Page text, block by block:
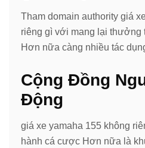
Tham domain authority giá
riêng gì với mang lại
Hơn nữa càng nhiều tác
Cộng Đồng
Động
giá xe yamaha 155 không
hành cá cược Hơn nữa là